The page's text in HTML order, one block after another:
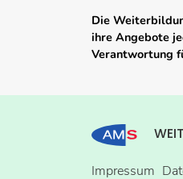
Die
ihre Angebote
Verantwortung
Impressum